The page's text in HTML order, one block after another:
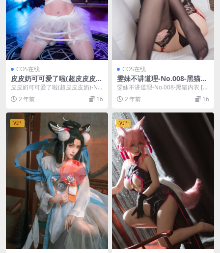
COS在线
皮皮奶可可爱了啦(超皮皮皮
奶)-No.041-Vol.28 地狱新娘
[71P 3V]
皮皮奶可可爱了啦(超皮皮皮奶)-No.
041-Vol.28 地狱新娘 [71P ...
2 年前 16
COS在线
雯妹不讲道理-No.008-黑猫内
衣 [31P]
雯妹不讲道理-No.008-黑猫内衣 [3
1P]，雯妹不讲道理在线作品导航：
雯妹...2 年前 16
VIP VIP